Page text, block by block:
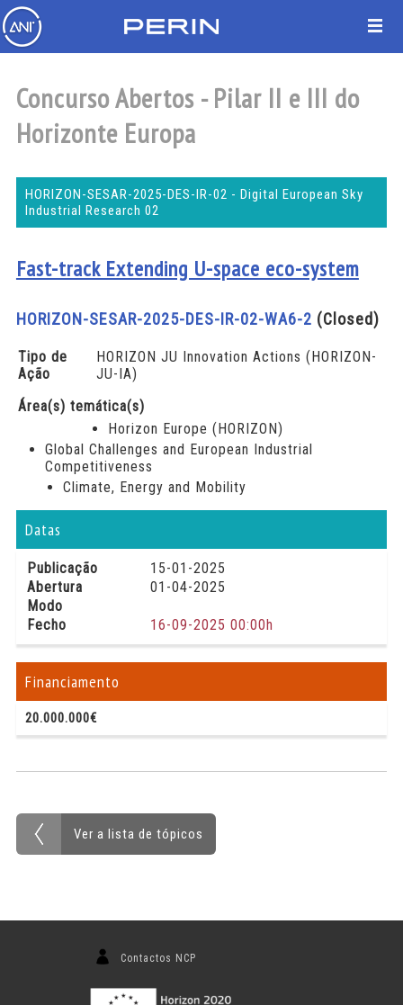
Concurso Abertos - Pilar II e III do
Horizonte Europa
HORIZON-SESAR-2025-DES-IR-02 - Digital European Sky
Industrial Research 02
Fast-track Extending U-space eco-system
HORIZON-SESAR-2025-DES-IR-02-WA6-2 (Closed)
Tipo de
Ação
HORIZON JU Innovation Actions (HORIZON-
JU-IA)
Área(s) temática(s)
Horizon Europe (HORIZON)
Global Challenges and European Industrial
Competitiveness
Climate, Energy and Mobility
Datas
Publicação
15-01-2025
Abertura
01-04-2025
Modo
Fecho
16-09-2025 00:00h
Financiamento
20.000.000€
Ver a lista de tópicos
Contactos NCP